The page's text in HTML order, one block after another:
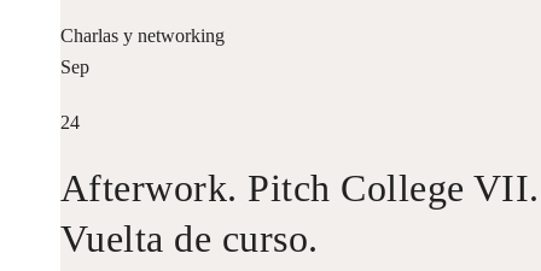
Charlas y networking
Sep
24
Afterwork. Pitch College VII.
Vuelta de curso.